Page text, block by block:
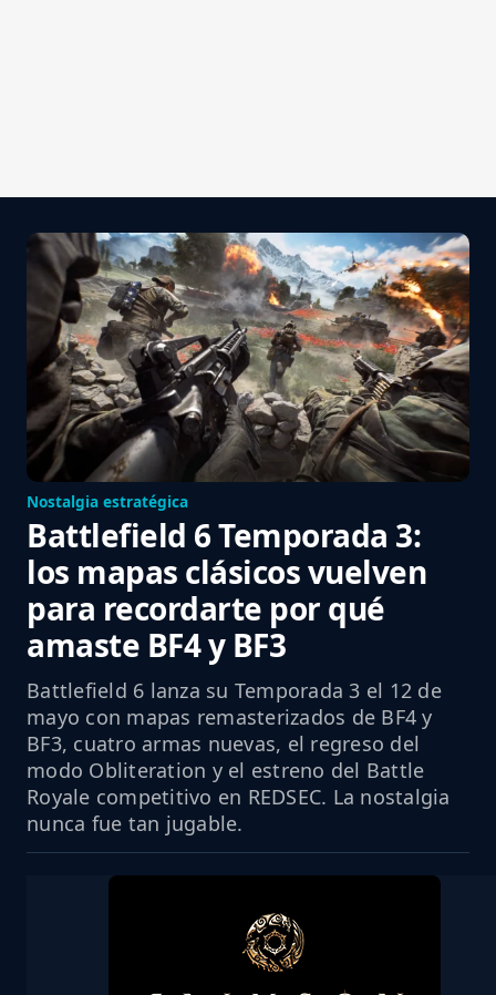
Nostalgia estratégica
Battlefield 6 Temporada 3:
los mapas clásicos vuelven
para recordarte por qué
amaste BF4 y BF3
Battlefield 6 lanza su Temporada 3 el 12 de
mayo con mapas remasterizados de BF4 y
BF3, cuatro armas nuevas, el regreso del
modo Obliteration y el estreno del Battle
Royale competitivo en REDSEC. La nostalgia
nunca fue tan jugable.